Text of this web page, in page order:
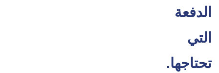
الدفعة
التي
تحتاجها.